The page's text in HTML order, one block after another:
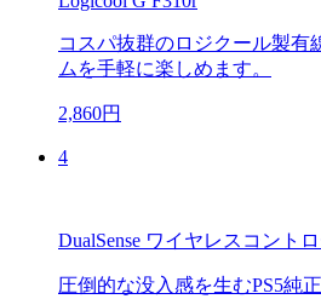
コスパ抜群のロジクール製有
ムを手軽に楽しめます。
2,860円
4
DualSense ワイヤレスコント
圧倒的な没入感を生むPS5純